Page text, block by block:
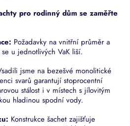
pro rodinný dům se zaměřte
Požadavky na vnitřní průměr a
u jednotlivých VaK liší.
jsme na bezešvé monolitické
svarů garantují stoprocentní
stálost i v místech s jílovitým
hladinou spodní vody.
Konstrukce šachet zajišťuje